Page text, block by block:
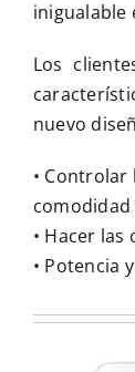
inigualable
Los
nuevo
•
comodidad
• Hacer
• Potencia